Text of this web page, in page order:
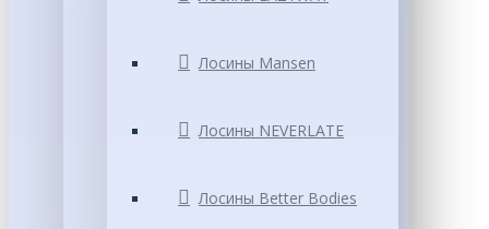
Лосины Mansen
Лосины NEVERLATE
Лосины Better Bodies